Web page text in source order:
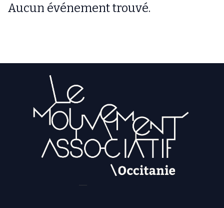
Aucun événement trouvé.